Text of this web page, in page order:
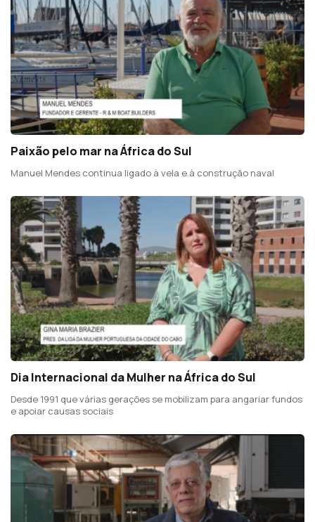
Paixão pelo mar na África do Sul
Manuel Mendes continua ligado à vela e à construção naval
Dia Internacional da Mulher na África do Sul
Desde 1991 que várias gerações se mobilizam para angariar fundos
e apoiar causas sociais